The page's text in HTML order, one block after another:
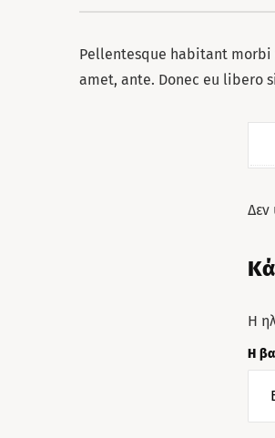
Pellentesque habitant
amet, ante. Donec eu libero
Δεν
Η
Η